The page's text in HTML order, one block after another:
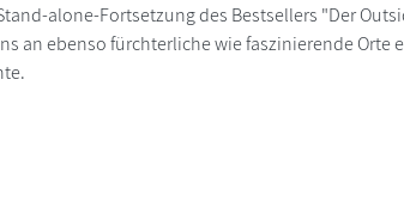
alone-Fortsetzung des Bestsellers "Der
an ebenso fürchterliche wie faszinierende Orte